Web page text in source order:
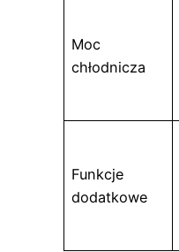
Moc
chłodnicza
Funkcje
dodatkowe